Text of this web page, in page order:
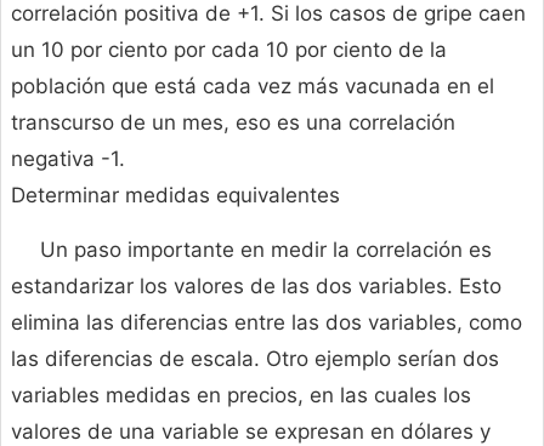
correlación positiva de +1. Si los casos de gripe caen
un 10 por ciento por cada 10 por ciento de la
población que está cada vez más vacunada en el
transcurso de un mes, eso es una correlación
negativa -1.
Determinar medidas equivalentes
Un paso importante en medir la correlación es
estandarizar los valores de las dos variables. Esto
elimina las diferencias entre las dos variables, como
las diferencias de escala. Otro ejemplo serían dos
variables medidas en precios, en las cuales los
valores de una variable se expresan en dólares y